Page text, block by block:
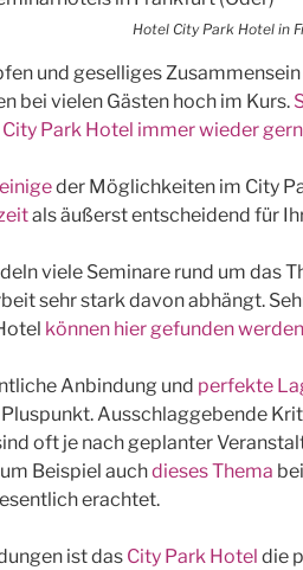
Hotel City Park Hotel in
und geselliges
bei vielen Gästen hoch im Kurs.
City Park Hotel immer wieder
der Möglichkeiten im City
als äußerst entscheidend für
viele Seminare rund um das
sehr stark davon abhängt.
können hier gefunden
Anbindung und perfekte
Ausschlaggebende
oft je nach geplanter
Beispiel auchdieses Thema
erachtet.
ist das City Park Hotel die